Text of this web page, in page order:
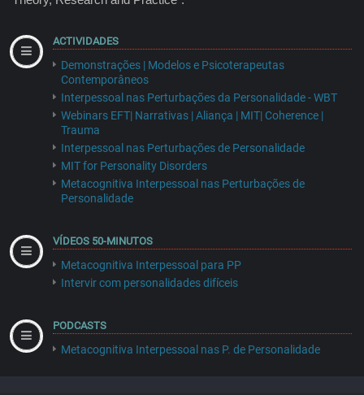
ACTIVIDADES
Demonstrações | Modelos e Psicoterapeutas
Contemporâneos
Interpessoal nas Perturbações da Personalidade - WBT
Webinars EFT| Narrativas | Aliança | MIT| Coherence |
Trauma
Interpessoal nas Perturbações de Personalidade
MIT for Personality Disorders
Metacognitiva Interpessoal nas Perturbações de
Personalidade
VÍDEOS 50-MINUTOS
Metacognitiva Interpessoal para PP
Intervir com personalidades difíceis
PODCASTS
Metacognitiva Interpessoal nas P. de Personalidade